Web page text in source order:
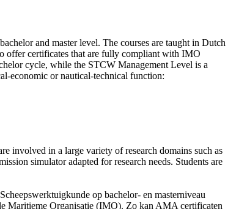
and master level. The courses are taught in Dutch
offer certificates that are fully compliant with IMO
cycle, while the STCW Management Level is a
economic or nautical-technical function:
involved in a large variety of research domains such as
simulator adapted for research needs. Students are
op bachelor- en masterniveau
Maritieme Organisatie (IMO). Zo kan AMA certificaten